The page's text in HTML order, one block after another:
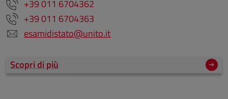
+39 011 6704362
+39 011 6704363
esamidistato@unito.it
Scopri di più